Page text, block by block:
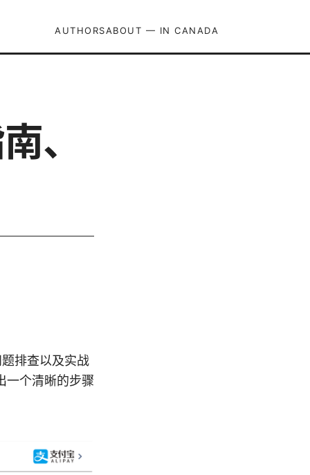
AUTHORSABOUT — IN CANADA
、
排查以及实战
一个清晰的步骤